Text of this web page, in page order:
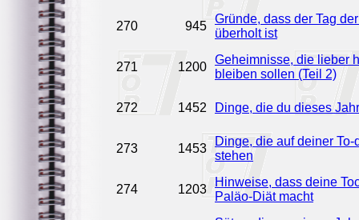
270 945
Gründe, dass der Tag
überholt ist
271 1200
Geheimnisse, die lieber
bleiben sollen (Teil 2)
272 1452 Dinge, die du dieses
273 1453
Dinge, die auf deiner To-
stehen
274 1203
Hinweise, dass deine
Paläo-Diät macht